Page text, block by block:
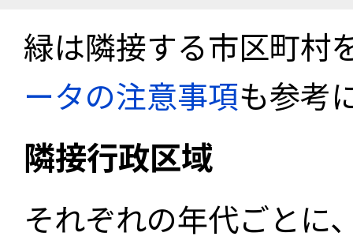
緑は隣接する市区町村
ータの注意事項も参考
隣接行政区域
それぞれの年代ごとに